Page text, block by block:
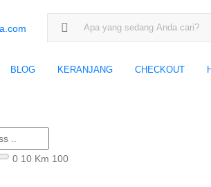
Search for:
BLOG KERANJANG CHECKOUT
0 10 Km 100